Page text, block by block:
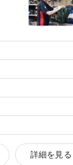
詳細を見る